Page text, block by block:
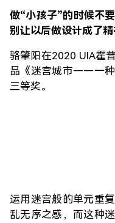
做“小孩子”的时候不
别让以后做设计成了精
骆肇阳在2020 UIA霍
品《迷宫城市——一种
三等奖。
运用迷宫般的单元重
乱无序之感，而这种